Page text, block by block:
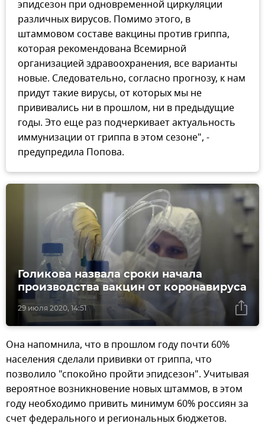
эпидсезон при одновременной циркуляции
различных вирусов. Помимо этого, в
штаммовом составе вакцины против гриппа,
которая рекомендована Всемирной
организацией здравоохранения, все варианты
новые. Следовательно, согласно прогнозу, к нам
придут такие вирусы, от которых мы не
прививались ни в прошлом, ни в предыдущие
годы. Это еще раз подчеркивает актуальность
иммунизации от гриппа в этом сезоне", -
предупредила Попова.
29 июля 2020, 14:51
Голикова назвала сроки начала
производства вакцин от коронавируса
Она напомнила, что в прошлом году почти 60%
населения сделали прививки от гриппа, что
позволило "спокойно пройти эпидсезон". Учитывая
вероятное возникновение новых штаммов, в этом
году необходимо привить минимум 60% россиян за
счет федерального и региональных бюджетов.